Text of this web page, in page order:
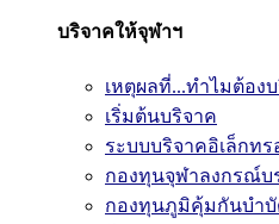
บริจาคให้จุฬาฯ
เหตุผลที่...ทำไมต้อง
เริ่มต้นบริจาค
ระบบบริจาคอิเล็กท
กองทุนจุฬาลงกรณ์บ
กองทุนภูมิคุ้มกันบำบั